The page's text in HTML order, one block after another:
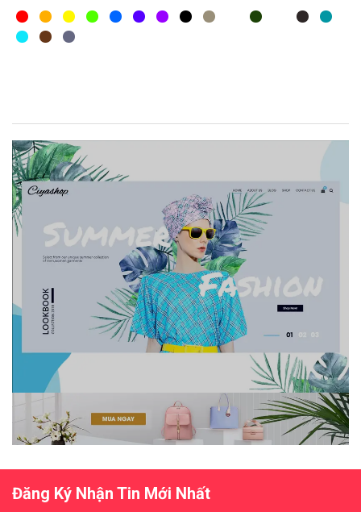
Đăng Ký Nhận Tin Mới Nhất